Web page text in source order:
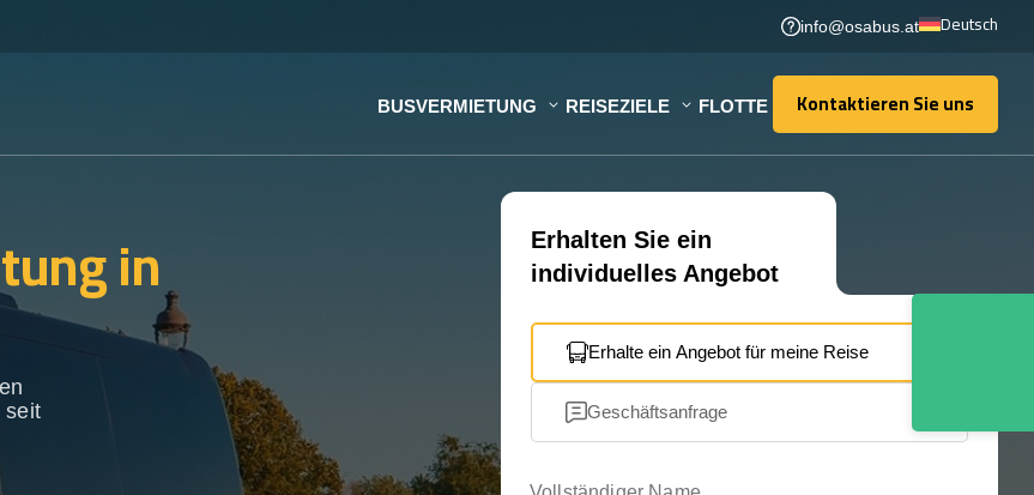
info@osabus.at Deutsch
BUSVERMIETUNG REISEZIELE FLOTTE Kontaktieren Sie uns
Kontaktieren Sie uns
in
seit
Erhalten Sie ein
individuelles Angebot
Erhalte ein Angebot für meine Reise
Geschäftsanfrage